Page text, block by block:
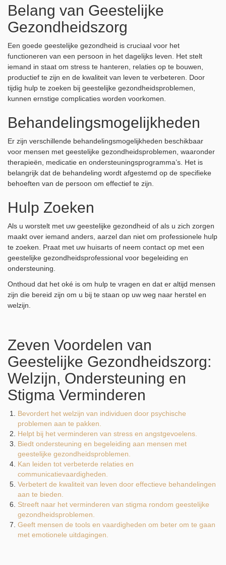
Belang van Geestelijke
Gezondheidszorg
Een goede geestelijke gezondheid is cruciaal voor het
functioneren van een persoon in het dagelijks leven. Het stelt
iemand in staat om stress te hanteren, relaties op te bouwen,
productief te zijn en de kwaliteit van leven te verbeteren. Door
tijdig hulp te zoeken bij geestelijke gezondheidsproblemen,
kunnen ernstige complicaties worden voorkomen.
Behandelingsmogelijkheden
Er zijn verschillende behandelingsmogelijkheden beschikbaar
voor mensen met geestelijke gezondheidsproblemen, waaronder
therapieën, medicatie en ondersteuningsprogramma’s. Het is
belangrijk dat de behandeling wordt afgestemd op de specifieke
behoeften van de persoon om effectief te zijn.
Hulp Zoeken
Als u worstelt met uw geestelijke gezondheid of als u zich zorgen
maakt over iemand anders, aarzel dan niet om professionele hulp
te zoeken. Praat met uw huisarts of neem contact op met een
geestelijke gezondheidsprofessional voor begeleiding en
ondersteuning.
Onthoud dat het oké is om hulp te vragen en dat er altijd mensen
zijn die bereid zijn om u bij te staan op uw weg naar herstel en
welzijn.
Zeven Voordelen van
Geestelijke Gezondheidszorg:
Welzijn, Ondersteuning en
Stigma Verminderen
Bevordert het welzijn van individuen door psychische
problemen aan te pakken.
Helpt bij het verminderen van stress en angstgevoelens.
Biedt ondersteuning en begeleiding aan mensen met
geestelijke gezondheidsproblemen.
Kan leiden tot verbeterde relaties en
communicatievaardigheden.
Verbetert de kwaliteit van leven door effectieve behandelingen
aan te bieden.
Streeft naar het verminderen van stigma rondom geestelijke
gezondheidsproblemen.
Geeft mensen de tools en vaardigheden om beter om te gaan
met emotionele uitdagingen.